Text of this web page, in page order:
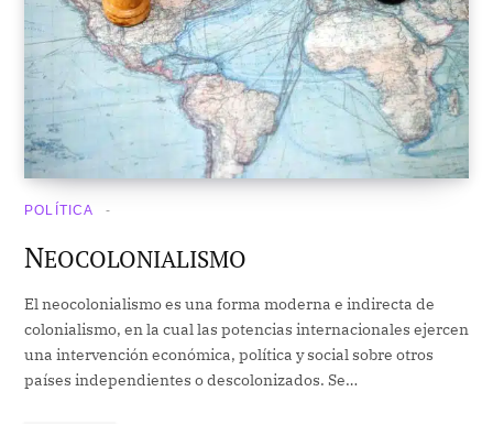
POLÍTICA
NEOCOLONIALISMO
El neocolonialismo es una forma moderna e indirecta de
colonialismo, en la cual las potencias internacionales ejercen
una intervención económica, política y social sobre otros
países independientes o descolonizados. Se…